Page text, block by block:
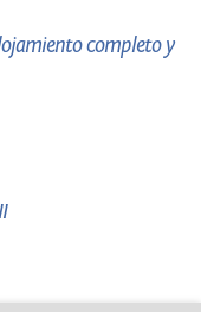
completo y